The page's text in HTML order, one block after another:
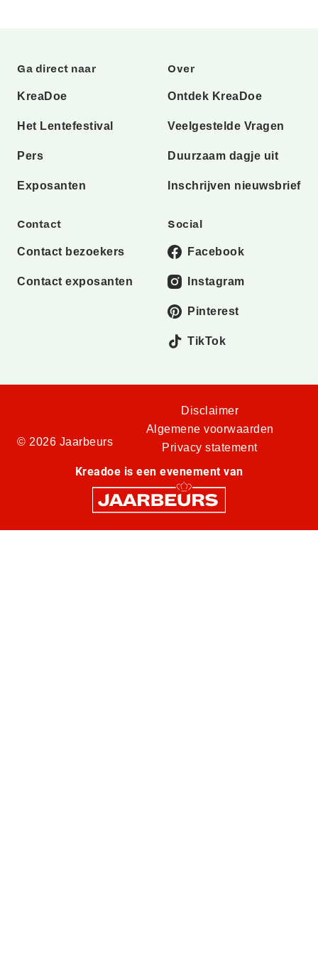
Ga direct naar
KreaDoe
Het Lentefestival
Pers
Exposanten
Over
Ontdek KreaDoe
Veelgestelde Vragen
Duurzaam dagje uit
Inschrijven nieuwsbrief
Contact
Contact bezoekers
Contact exposanten
Social
Facebook
Instagram
Pinterest
TikTok
© 2026 Jaarbeurs
Disclaimer
Algemene voorwaarden
Privacy statement
Kreadoe is een evenement van